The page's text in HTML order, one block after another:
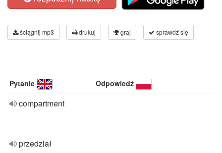
ściągnij mp3 drukuj graj sprawdź się
Pytanie Odpowiedź
compartment
przedział